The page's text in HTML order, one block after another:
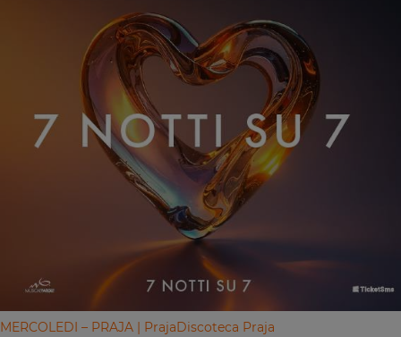
MERCOLEDI – PRAJA | PrajaDiscoteca Praja